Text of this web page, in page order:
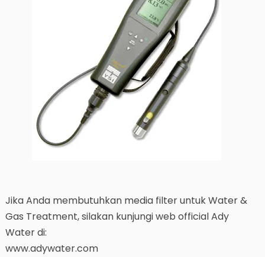
Jika Anda membutuhkan media filter untuk Water &
Gas Treatment, silakan kunjungi web official Ady
Water di:
www.adywater.com